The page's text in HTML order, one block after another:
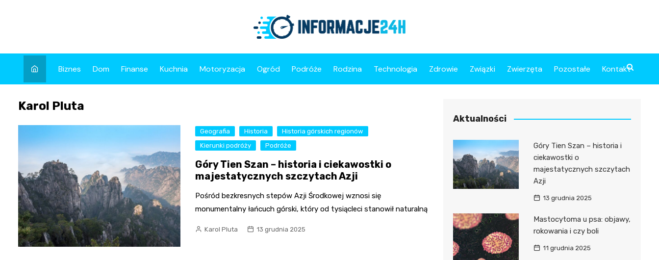
Biznes Dom Finanse Kuchnia Motoryzacja Ogród Podróże Rodzina Technologia Zdrowie Związki Zwierzęta Pozostałe Kontakt
Karol Pluta
Geografia Historia
Historia górskich regionów
Kierunki podróży
Podróże
Góry Tien Szan – historia i ciekawostki o
majestatycznych szczytach Azji
Pośród bezkresnych stepów Azji Środkowej wznosi się
monumentalny łańcuch górski, który od tysiącleci stanowił naturalną
Karol Pluta 13 grudnia 2025
Aktualności
Góry Tien Szan – historia i
ciekawostki o
majestatycznych szczytach
Azji
13 grudnia 2025
Mastocytoma u psa: objawy,
rokowania i czy boli
11 grudnia 2025